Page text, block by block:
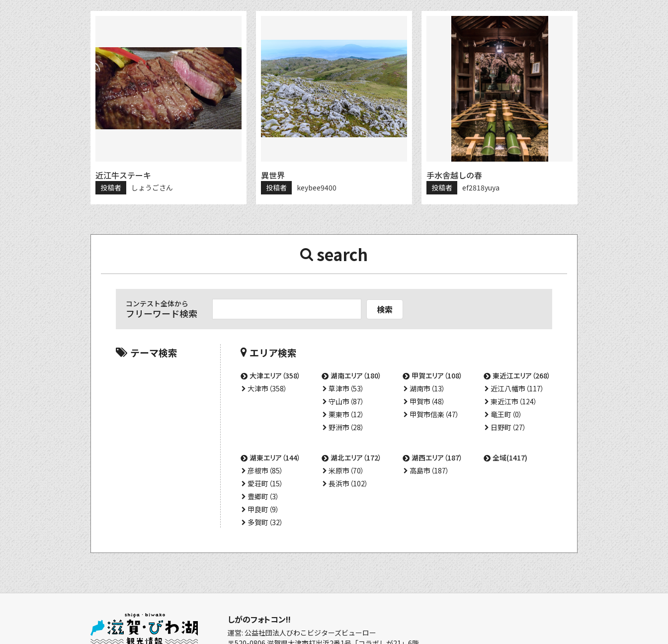
近江牛ステーキ
投稿者 しょうごさん
異世界
投稿者 keybee9400
手水舎越しの春
投稿者 ef2818yuya
search
コンテスト全体から
フリーワード検索 検索
テーマ検索 エリア検索
大津エリア（358）
大津市（358）
湖南エリア（180）
草津市（53）
守山市（87）
栗東市（12）
野洲市（28）
甲賀エリア（108）
湖南市（13）
甲賀市（48）
甲賀市信楽（47）
東近江エリア（268）
近江八幡市（117）
東近江市（124）
竜王町（0）
日野町（27）
湖東エリア（144）
彦根市（85）
愛荘町（15）
豊郷町（3）
甲良町（9）
多賀町（32）
湖北エリア（172）
米原市（70）
長浜市（102）
湖西エリア（187）
高島市（187）
全域(1417)
しがのフォトコン!!
運営: 公益社団法人びわこビジターズビューロー